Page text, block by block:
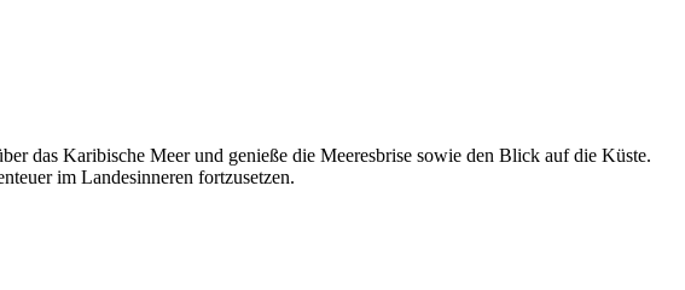
das Karibische Meer und genieße die Meeresbrise sowie den Blick auf die Küste.
im Landesinneren fortzusetzen.